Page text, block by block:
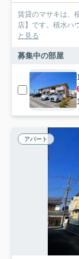
賃貸のマサキは、
店】です。積水ハ
と見る
募集中の部屋
アパート